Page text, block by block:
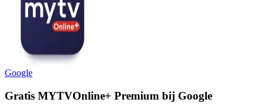
Google
Gratis MYTVOnline+ Premium bij Google